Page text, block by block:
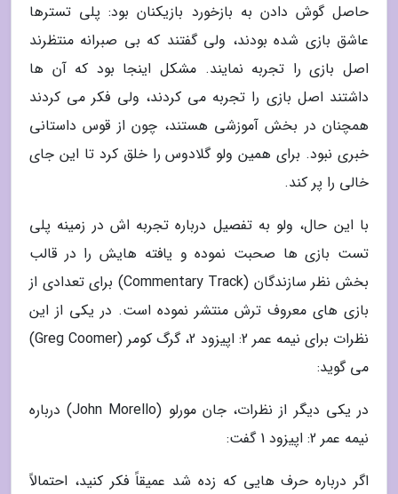
حاصل گوش دادن به بازخورد بازیکنان بود: پلی تسترها
عاشق بازی شده بودند، ولی گفتند که بی صبرانه منتظرند
اصل بازی را تجربه نمایند. مشکل اینجا بود که آن ها
داشتند اصل بازی را تجربه می کردند، ولی فکر می کردند
همچنان در بخش آموزشی هستند، چون از قوس داستانی
خبری نبود. برای همین ولو گلادوس را خلق کرد تا این جای
خالی را پر کند.
با این حال، ولو به تفصیل درباره تجربه اش در زمینه پلی
تست بازی ها صحبت نموده و یافته هایش را در قالب
بخش نظر سازندگان (Commentary Track) برای تعدادی از
بازی های معروف ترش منتشر نموده است. در یکی از این
نظرات برای نیمه عمر 2: اپیزود 2، گرگ کومر (Greg Coomer)
می گوید:
در یکی دیگر از نظرات، جان مورلو (John Morello) درباره
نیمه عمر 2: اپیزود 1 گفت:
اگر درباره حرف هایی که زده شد عمیقاً فکر کنید، احتمالاً